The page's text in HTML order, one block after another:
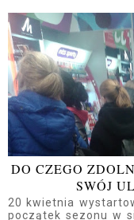
DO CZEGO
SWÓJ
20 kwietnia
początek sezonu w